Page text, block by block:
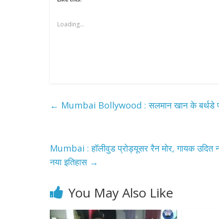
Loading...
← Mumbai Bollywood : सलमान खान के बर्थडे
Mumbai : हॉलीवुड प्रोड्यूसर रैन मोर, गायक उदित
नया इतिहास →
You May Also Like
All Rights News
खिलाफ